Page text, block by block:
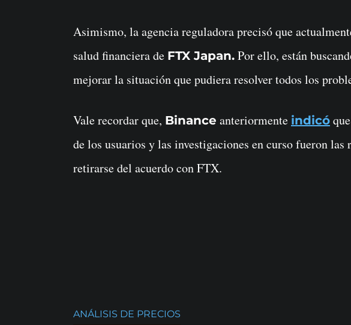
Asimismo, la agencia reguladora precisó que
salud financiera de FTX Japan. Por ello, están
mejorar la situación que pudiera resolver todos los
Vale recordar que, Binance anteriormente indicó
de los usuarios y las investigaciones en curso fueron las
retirarse del acuerdo con FTX.
ANÁLISIS DE PRECIOS